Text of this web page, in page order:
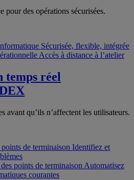
pour des opérations sécurisées.
Sécurisée, flexible, intégrée
Accès à distance à l’atelier
temps réel
avant qu’ils n’affectent les utilisateurs.
de terminaison Identifiez et
points de terminaison Automatisez
courantes